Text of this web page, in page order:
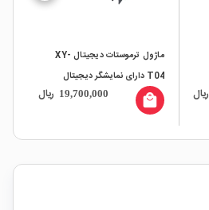
ریال
ماژول ترموستات دیجیتال XY-
T04 دارای نمایشگر دیجیتال
19,700,000 ریال local_mall